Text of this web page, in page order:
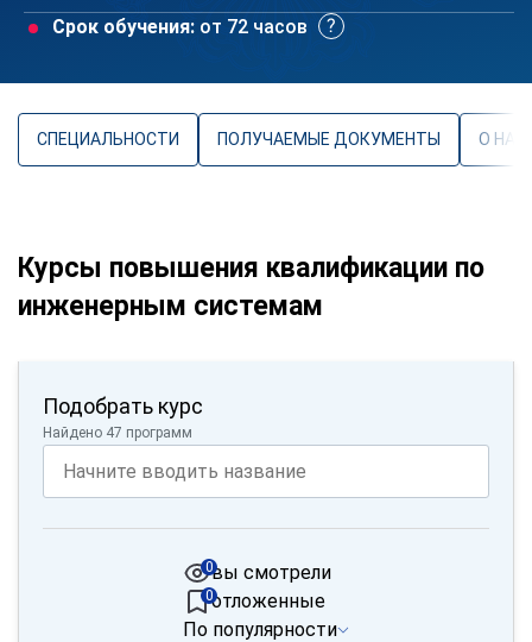
Срок обучения: от 72 часов
СПЕЦИАЛЬНОСТИ ПОЛУЧАЕМЫЕ ДОКУМЕНТЫ О
Курсы повышения квалификации по
инженерным системам
Подобрать курс
Найдено 47 программ
вы смотрели
0
отложенные
0
По популярности